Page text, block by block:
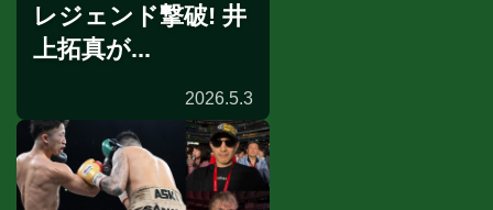
レジェンド撃破! 井
上拓真が...
2026.5.3